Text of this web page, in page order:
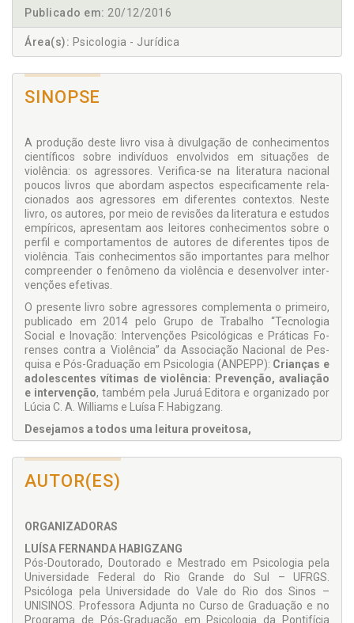
Publicado em: 20/12/2016
Área(s): Psicologia - Jurídica
SINOPSE
A produção deste livro visa à divulgação de conhecimen­tos
científicos sobre indivíduos envolvidos em situações de
violência: os agressores. Verifica-se na literatura nacional
poucos livros que abordam aspectos especificamente rela­
cionados aos agressores em diferentes contextos. Neste
livro, os autores, por meio de revisões da literatura e estudos
empíricos, apresentam aos leitores conhecimentos sobre o
perfil e comportamentos de autores de diferentes tipos de
violência. Tais conhecimentos são importantes para melhor
compreender o fenômeno da violência e desenvolver inter­
venções efetivas.
O presente livro sobre agressores complementa o primeiro,
publicado em 2014 pelo Grupo de Trabalho “Tecnologia
Social e Inovação: Intervenções Psicológicas e Práticas Fo­
renses contra a Violência” da Associação Nacional de Pes­
quisa e Pós-Graduação em Psicologia (ANPEPP): Crianças e
adolescentes vítimas de violência: Prevenção, avaliação
e intervenção, também pela Juruá Editora e organizado por
Lúcia C. A. Williams e Luísa F. Habigzang.
Desejamos a todos uma leitura proveitosa,
AUTOR(ES)
ORGANIZADORAS
LUÍSA FERNANDA HABIGZANG
Pós-Doutorado, Doutorado e Mestrado em Psicologia pela
Uni­versidade Federal do Rio Grande do Sul – UFRGS.
Psicóloga pela Uni­versidade do Vale do Rio dos Sinos –
UNISINOS. Professora Adjunta no Curso de Graduação e no
Programa de Pós-Graduação em Psicologia da Pontifícia